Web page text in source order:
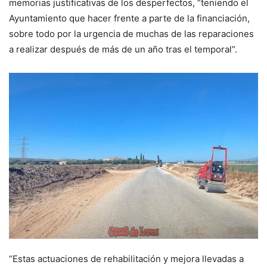
memorias justificativas de los desperfectos, “teniendo el
Ayuntamiento que hacer frente a parte de la financiación,
sobre todo por la urgencia de muchas de las reparaciones
a realizar después de más de un año tras el temporal”.
“Estas actuaciones de rehabilitación y mejora llevadas a